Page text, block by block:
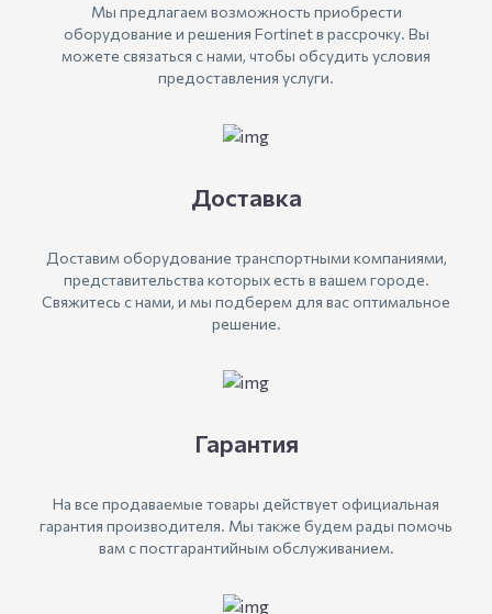
Мы предлагаем возможность приобрести
оборудование и решения Fortinet в рассрочку. Вы
можете связаться с нами, чтобы обсудить условия
предоставления услуги.
Доставка
Доставим оборудование транспортными компаниями,
представительства которых есть в вашем городе.
Свяжитесь с нами, и мы подберем для вас оптимальное
решение.
Гарантия
На все продаваемые товары действует официальная
гарантия производителя. Мы также будем рады помочь
вам с постгарантийным обслуживанием.